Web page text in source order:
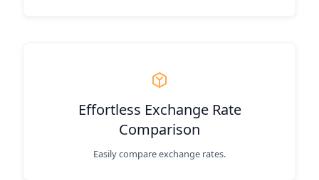
Effortless Exchange Rate
Comparison
Easily compare exchange rates.